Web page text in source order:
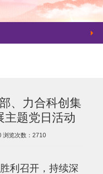
、力合科创集
主题党日活动
浏览次数： 2710
召开，持续深